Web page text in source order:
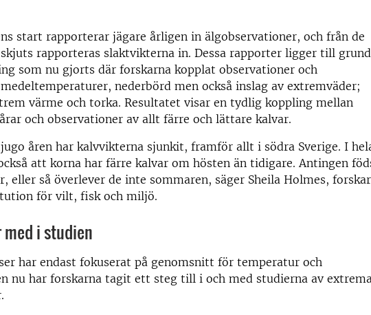
start rapporterar jägare årligen in älgobservationer, och från de
rapporteras slaktvikterna in. Dessa rapporter ligger till grund
som nu gjorts där forskarna kopplat observationer och
nederbörd men också inslag av extremväder;
värme och torka. Resultatet visar en tydlig koppling mellan
och observationer av allt färre och lättare kalvar.
åren har kalvvikterna sjunkit, framför allt i södra Sverige. I
att korna har färre kalvar om hösten än tidigare. Antingen
eller så överlever de inte sommaren, säger Sheila Holmes,
för vilt, fisk och miljö.
med i studien
har endast fokuserat på genomsnitt för temperatur och
nu har forskarna tagit ett steg till i och med studierna av